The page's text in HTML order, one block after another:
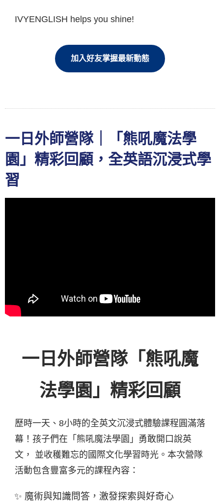
IVYENGLISH helps you shine!
加入好友掌握最新動態
一日外師營隊｜「熊吼魔法學
園」精彩回顧，全英語沉浸式學
習
一日外師營隊「熊吼魔
法學園」精彩回顧
歷時一天、8小時的全英文沉浸式體驗課程圓滿落
幕！孩子們在「熊吼魔法學園」勇敢開口說英
文， 並收穫難忘的國際文化學習時光。本次營隊
活動包含豐富多元的課程內容：
魔術與知識問答，激發探索與好奇心